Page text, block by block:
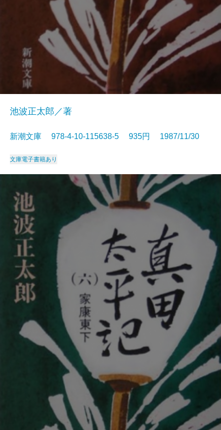
池波正太郎／著
新潮文庫 978-4-10-115638-5 935円 1987/11/30
文庫電子書籍あり